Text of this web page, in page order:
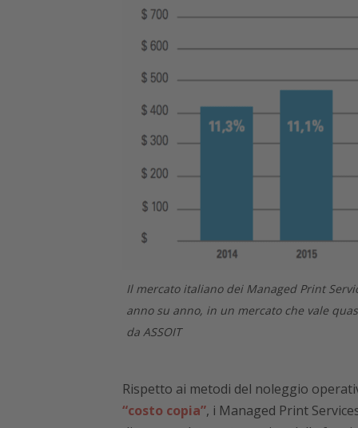
Il mercato italiano dei Managed Print Services, (2014-2018) mostra una crescita media intorno al 10%
anno su anno, in un mercato che vale
da ASSOIT
Rispetto ai metodi del noleggio
“costo copia”, i Managed Print